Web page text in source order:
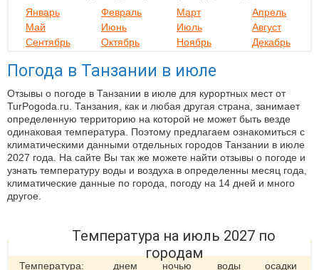
Январь Февраль Март
Апрель
Май
Июнь Июль
Август
Сентябрь
Октябрь Ноябрь Декабрь
Погода в Танзании в июле
Отзывы о погоде в Танзании в июле для курортных мест от
TurPogoda.ru. Танзания, как и любая другая страна, занимает
определенную территорию на которой не может быть везде
одинаковая температура. Поэтому предлагаем ознакомиться с
климатическими данными отдельных городов Танзании в июле
2027 года. На сайте Вы так же можете найти отзывы о погоде и
узнать температуру воды и воздуха в определенны месяц года,
климатические данные по города, погоду на 14 дней и много
другое.
Температура на июль 2027 по
городам
Температура: днем ночью воды
осадки